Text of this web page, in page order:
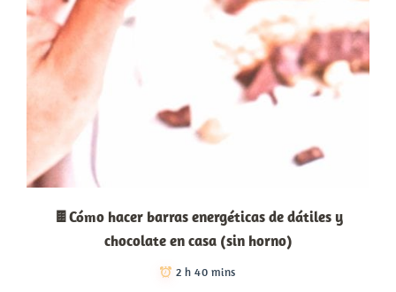
🍫Cómo hacer barras energéticas de dátiles y
chocolate en casa (sin horno)
2 h 40 mins